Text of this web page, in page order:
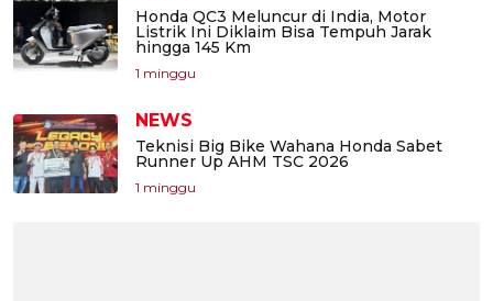
Honda QC3 Meluncur di India, Motor
Listrik Ini Diklaim Bisa Tempuh Jarak
hingga 145 Km
1 minggu
NEWS
Teknisi Big Bike Wahana Honda Sabet
Runner Up AHM TSC 2026
1 minggu